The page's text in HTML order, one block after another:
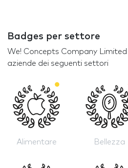
Badges per settore
We! Concepts Company
aziende dei seguenti settori
Alimentare Bellezza